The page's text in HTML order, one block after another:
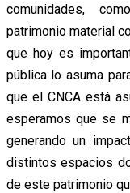
comunidades,
patrimonio material
que hoy es
pública lo asuma
que el CNCA está
esperamos que se
generando un
distintos espacios
de este patrimonio